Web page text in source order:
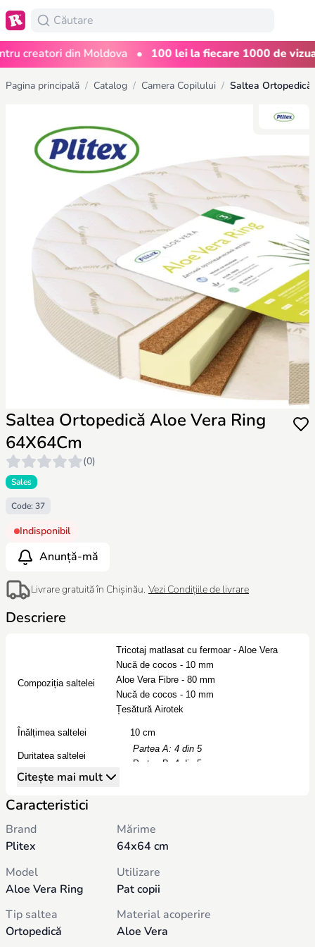
creatori din Moldova • 100 lei la fiecare 1000 de
Pagina principală / Catalog / Camera Copilului /
Saltea Ortopedică Aloe Vera Ring
64X64Cm
(0)
Sales
Code: 37
Indisponibil
Anunță-mă
Livrare gratuită în Chișinău. Vezi Condițiile de livrare
Descriere
Compoziția saltelei
Tricotaj matlasat cu fermoar - Aloe Vera
Nucă de cocos - 10 mm
Aloe Vera Fibre - 80 mm
Nucă de cocos - 10 mm
Țesătură Airotek
Înălțimea saltelei 10 cm
Duritatea saltelei
Partea A: 4 din 5
Partea B: 4 din 5
Husă detașabilă
Garanţie
Greutate
2,2 kg
Țara de origine
Belarus
Saltea Fără Arcuri Pentru Pat Rotund Copii
🛏️Structură și Compoziție
Combinație denucă de cocos naturală
exterioare
Strat central din
Fibra de Aloe Vera ecologică
Suport de încredere pentru coloana vertebrală a copilului
Citește mai mult
Caracteristici
Brand
Plitex
Mărime
64x64 cm
Model
Aloe Vera Ring
Utilizare
Pat copii
Tip saltea
Ortopedică
Material acoperire
Aloe Vera